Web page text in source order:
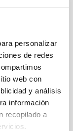
personalizar
de redes
web con
y análisis
información
recopilado a